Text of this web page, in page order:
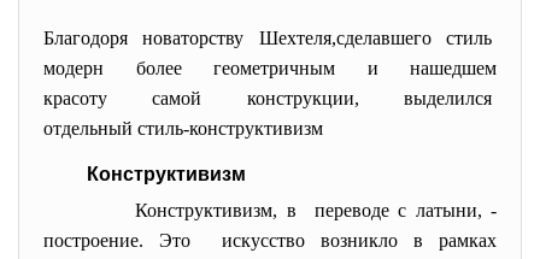
Благодоря новаторству Шехтеля,сделавшего стиль
модерн более геометричным и нашедшем
красоту самой конструкции, выделился
отдельный стиль-конструктивизм
Конструктивизм
Конструктивизм, в переводе с латыни, -
построение. Это искусство возникло в рамках